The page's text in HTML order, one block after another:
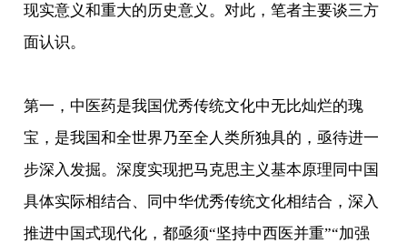
现实意义和重大的历史意义。对此，笔者主要谈三方
面认识。
第一，中医药是我国优秀传统文化中无比灿烂的瑰
宝，是我国和全世界乃至全人类所独具的，亟待进一
步深入发掘。深度实现把马克思主义基本原理同中国
具体实际相结合、同中华优秀传统文化相结合，深入
推进中国式现代化，都亟须“坚持中西医并重”“加强